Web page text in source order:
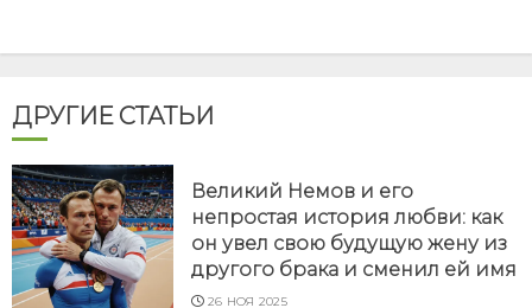
ДРУГИЕ СТАТЬИ
Великий Немов и его
непростая история любви: как
он увел свою будущую жену из
другого брака и сменил ей имя
26 НОЯ 2025